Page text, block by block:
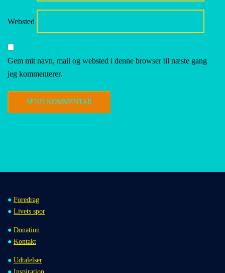
Websted
Gem mit navn, mail og websted i denne browser til næste gang
jeg kommenterer.
● Foredrag
● Livets spor
● Donation
● Kontakt
● Udtalelser